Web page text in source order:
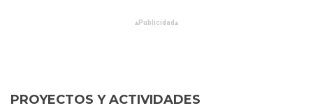
▴Publicidad ▴
PROYECTOS Y ACTIVIDADES